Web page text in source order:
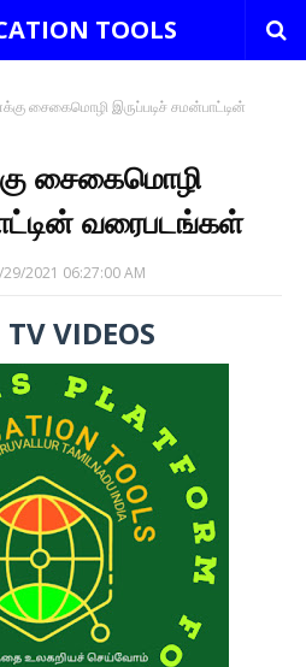
TOOLS
சைகைமொழி இருப்படிச் சமன்பாட்டின்
சைகைமொழி
வரைபடங்கள்
29/2021 06:27:00 AM
VIDEOS